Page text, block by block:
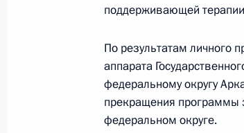
по поручению
аппарата
Управления по
в Приёмной
21 марта 2014 года
поддерживающей
По результатам личного
аппарата
федеральному округу
прекращения программы
федеральном округе.